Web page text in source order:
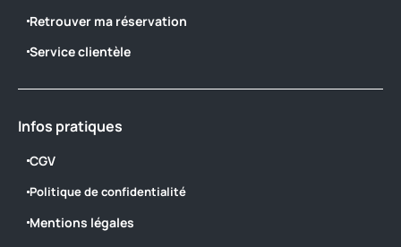
Retrouver ma réservation
Service clientèle
Infos pratiques
CGV
Politique de confidentialité
Mentions légales